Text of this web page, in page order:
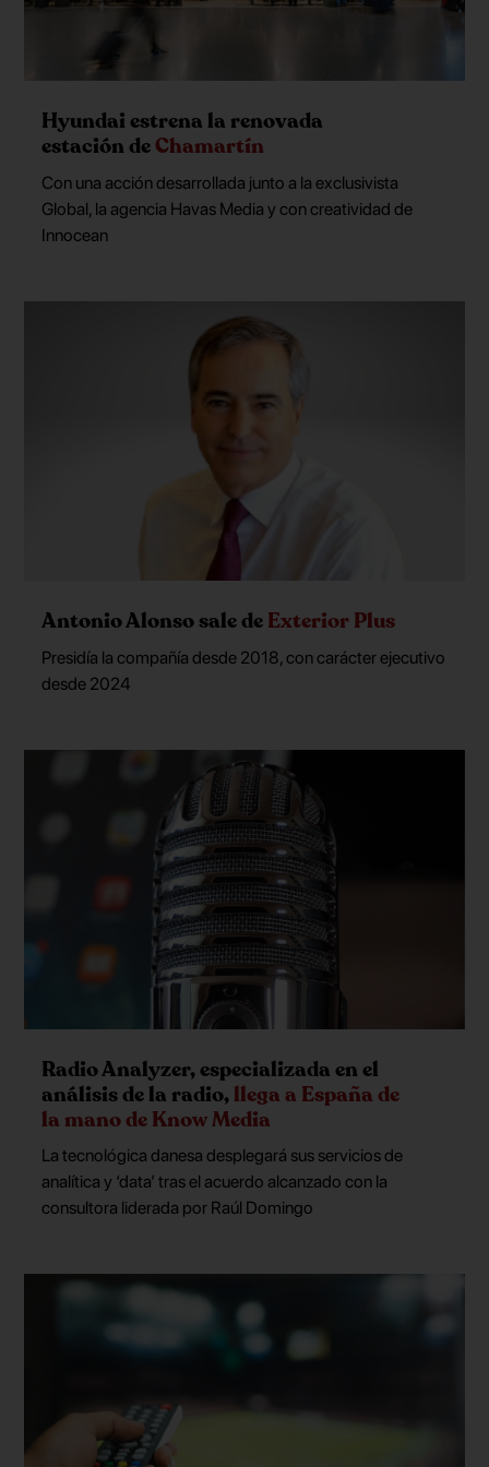
Hyundai estrena la renovada
estación deChamartín
Con una acción desarrollada junto a la exclusivista
Global, la agencia Havas Media y con creatividad de
Innocean
Antonio Alonso sale deExterior Plus
Presidía la compañía desde 2018, con carácter ejecutivo
desde 2024
Radio Analyzer, especializada en el
análisis de la radio,llega a España de
la mano de Know Media
La tecnológica danesa desplegará sus servicios de
analítica y ‘data’ tras el acuerdo alcanzado con la
consultora liderada por Raúl Domingo